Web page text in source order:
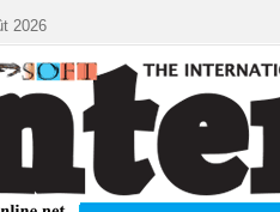
2026